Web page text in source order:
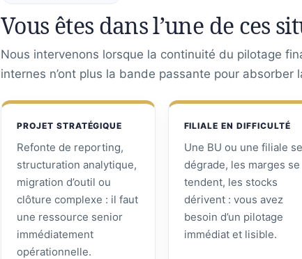
Vous êtes dans l’une de ces
Nous intervenons lorsque la continuité du pilotage
internes n’ont plus la bande passante pour absorber
PROJET STRATÉGIQUE
Refonte de reporting,
structuration analytique,
migration d’outil ou
clôture complexe : il faut
une ressource senior
immédiatement
opérationnelle.
FILIALE EN DIFFICULTÉ
Une BU ou une filiale se
dégrade, les marges se
tendent, les stocks
dérivent : vous avez
besoin d’un pilotage
immédiat et lisible.